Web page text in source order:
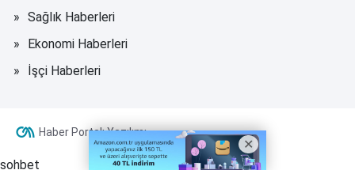
Sağlık Haberleri
Ekonomi Haberleri
İşçi Haberleri
Haber Portalı Yazılımı
sohbet